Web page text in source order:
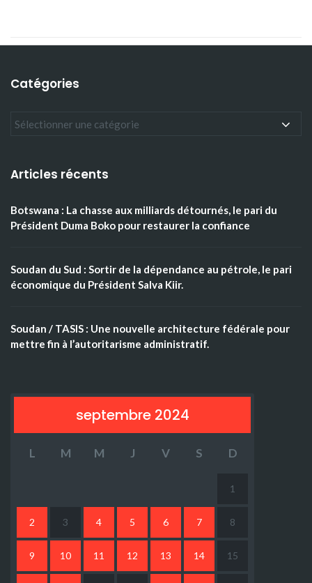
Catégories
Articles récents
Botswana : La chasse aux milliards détournés, le pari du
Président Duma Boko pour restaurer la confiance
Soudan du Sud : Sortir de la dépendance au pétrole, le pari
économique du Président Salva Kiir.
Soudan / TASIS : Une nouvelle architecture fédérale pour
mettre fin à l’autoritarisme administratif.
septembre 2024
L M M J V S D
1
2 3 4 5 6 7 8
9 10 11 12 13 14 15